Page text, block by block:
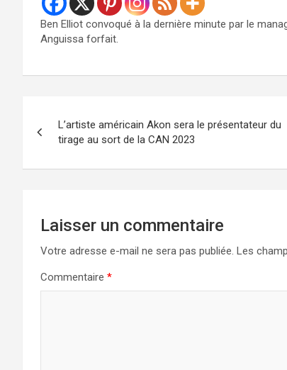
Ben Elliot convoqué à la dernière minute par le
Anguissa forfait.
de
l’article
L’artiste américain Akon sera le présentateur du
tirage au sort de la CAN 2023
Laisser un commentaire
Votre adresse e-mail ne sera pas publiée. Les
Commentaire *